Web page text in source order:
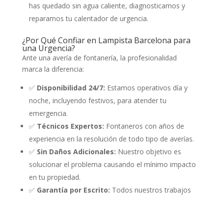
has quedado sin agua caliente, diagnosticamos y
reparamos tu calentador de urgencia.
¿Por Qué Confiar en Lampista Barcelona para
una Urgencia?
Ante una avería de fontanería, la profesionalidad
marca la diferencia:
✅ Disponibilidad 24/7: Estamos operativos día y
noche, incluyendo festivos, para atender tu
emergencia.
✅ Técnicos Expertos: Fontaneros con años de
experiencia en la resolución de todo tipo de averías.
✅ Sin Daños Adicionales: Nuestro objetivo es
solucionar el problema causando el mínimo impacto
en tu propiedad.
✅ Garantía por Escrito: Todos nuestros trabajos